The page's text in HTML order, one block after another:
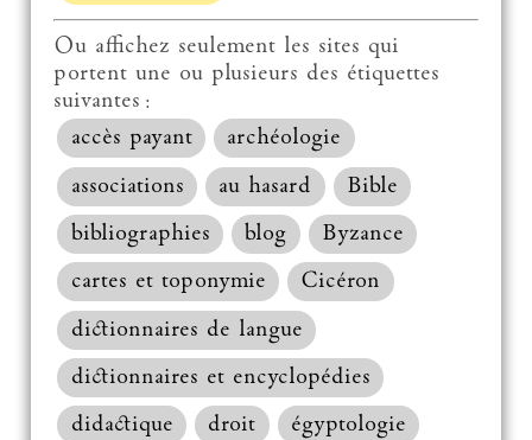
Ou affichez seulement les sites qui
portent une ou plusieurs des étiquettes
suivantes :
accès payant
archéologie
associations
au hasard
Bible
bibliographies
blog
Byzance
cartes et toponymie
Cicéron
dictionnaires de langue
dictionnaires et encyclopédies
didactique
droit
égyptologie